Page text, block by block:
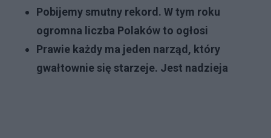
Pobijemy smutny rekord. W tym roku
ogromna liczba Polaków to ogłosi
Prawie każdy ma jeden narząd, który
gwałtownie się starzeje. Jest nadzieja